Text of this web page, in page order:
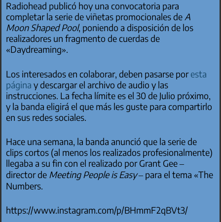
Radiohead publicó hoy una convocatoria para
completar la serie de viñetas promocionales de A
Moon Shaped Pool, poniendo a disposición de los
realizadores un fragmento de cuerdas de
«Daydreaming».
Los interesados en colaborar, deben pasarse poresta
página y descargar el archivo de audio y las
instrucciones. La fecha límite es el 30 de Julio próximo,
y la banda eligirá el que más les guste para compartirlo
en sus redes sociales.
Hace una semana, la banda anunció que la serie de
clips cortos (al menos los realizados profesionalmente)
llegaba a su fin con el realizado por Grant Gee –
director de Meeting People is Easy– para el tema «The
Numbers.
https://www.instagram.com/p/BHmmF2qBVt3/